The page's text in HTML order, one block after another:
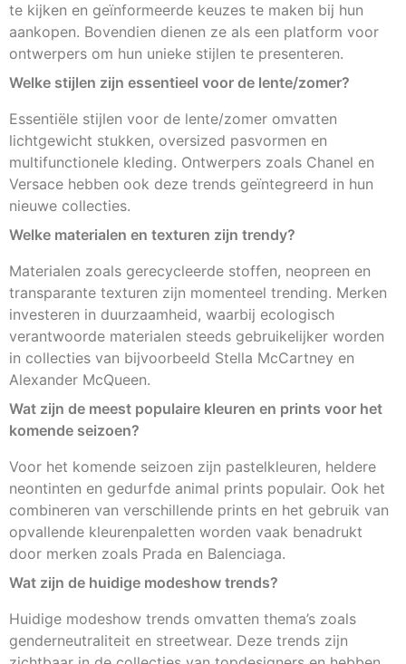
te kijken en geïnformeerde keuzes te maken bij hun
aankopen. Bovendien dienen ze als een platform voor
ontwerpers om hun unieke stijlen te presenteren.
Welke stijlen zijn essentieel voor de lente/zomer?
Essentiële stijlen voor de lente/zomer omvatten
lichtgewicht stukken, oversized pasvormen en
multifunctionele kleding. Ontwerpers zoals Chanel en
Versace hebben ook deze trends geïntegreerd in hun
nieuwe collecties.
Welke materialen en texturen zijn trendy?
Materialen zoals gerecycleerde stoffen, neopreen en
transparante texturen zijn momenteel trending. Merken
investeren in duurzaamheid, waarbij ecologisch
verantwoorde materialen steeds gebruikelijker worden
in collecties van bijvoorbeeld Stella McCartney en
Alexander McQueen.
Wat zijn de meest populaire kleuren en prints voor het
komende seizoen?
Voor het komende seizoen zijn pastelkleuren, heldere
neontinten en gedurfde animal prints populair. Ook het
combineren van verschillende prints en het gebruik van
opvallende kleurenpaletten worden vaak benadrukt
door merken zoals Prada en Balenciaga.
Wat zijn de huidige modeshow trends?
Huidige modeshow trends omvatten thema’s zoals
genderneutraliteit en streetwear. Deze trends zijn